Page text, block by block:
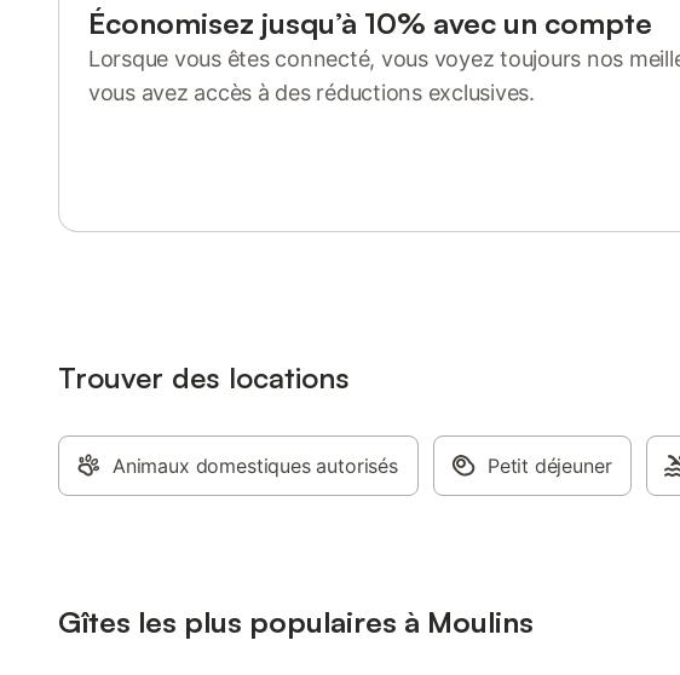
Économisez jusqu’à 10% avec un compte
Lorsque vous êtes connecté, vous voyez toujours nos
vous avez accès à des réductions exclusives.
Trouver des locations
Animaux domestiques autorisés Petit déjeuner
Gîtes les plus populaires à Moulins